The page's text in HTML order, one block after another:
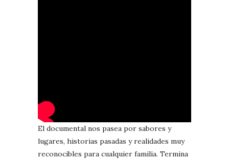
El documental nos pasea por sabores y
lugares, historias pasadas y realidades muy
reconocibles para cualquier familia. Termina